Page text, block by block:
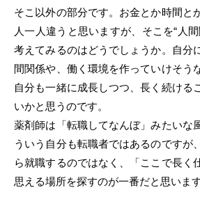
そこ以外の部分です。お金とか時間と
人一人違うと思いますが、そこを“人
考えてみるのはどうでしょうか。自分
間関係や、働く環境を作っていけそう
自分も一緒に成長しつつ、長く続ける
いかと思うのです。
薬剤師は「転職してなんぼ」みたいな
ういう自分も転職者ではあるのですが
ら就職するのではなく、「ここで長く
思える場所を探すのが一番だと思います